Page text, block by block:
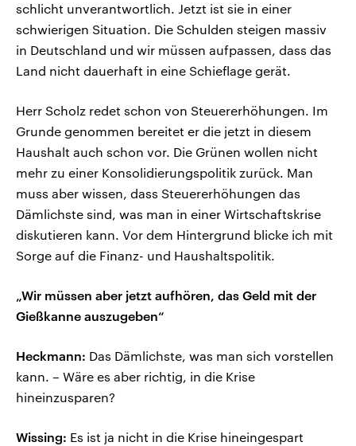
schlicht unverantwortlich. Jetzt ist sie in einer
schwierigen Situation. Die Schulden steigen massiv
in Deutschland und wir müssen aufpassen, dass das
Land nicht dauerhaft in eine Schieflage gerät.
Herr Scholz redet schon von Steuererhöhungen. Im
Grunde genommen bereitet er die jetzt in diesem
Haushalt auch schon vor. Die Grünen wollen nicht
mehr zu einer Konsolidierungspolitik zurück. Man
muss aber wissen, dass Steuererhöhungen das
Dämlichste sind, was man in einer Wirtschaftskrise
diskutieren kann. Vor dem Hintergrund blicke ich mit
Sorge auf die Finanz- und Haushaltspolitik.
„Wir müssen aber jetzt aufhören, das Geld mit der
Gießkanne auszugeben“
Heckmann: Das Dämlichste, was man sich vorstellen
kann. – Wäre es aber richtig, in die Krise
hineinzusparen?
Wissing: Es ist ja nicht in die Krise hineingespart